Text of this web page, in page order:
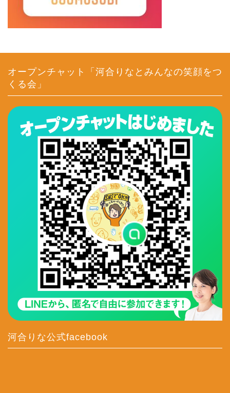
オープンチャット「河合りなとみんなの笑顔をつ
くる会」
河合りな公式facebook